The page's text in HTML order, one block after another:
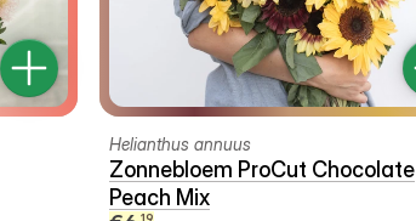
Helianthus annuus
Zonnebloem ProCut Chocolate
Peach Mix